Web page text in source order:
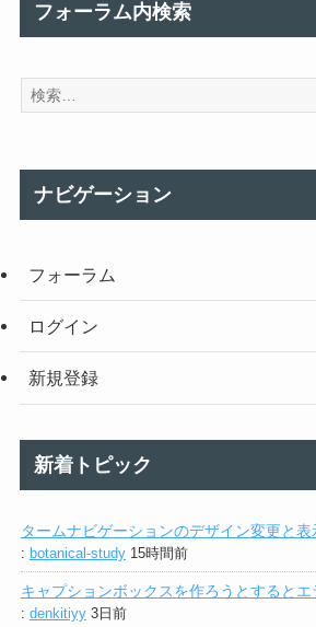
フォーラム内検索
ナビゲーション
フォーラム
ログイン
新規登録
新着トピック
タームナビゲーションのデザイン変更と表
: botanical-study 15時間前
キャプションボックスを作ろうとするとエ
: denkitiyy 3日前